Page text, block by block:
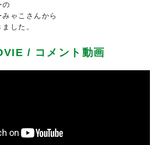
の
ゃこさんから
した。
/ コメント動画